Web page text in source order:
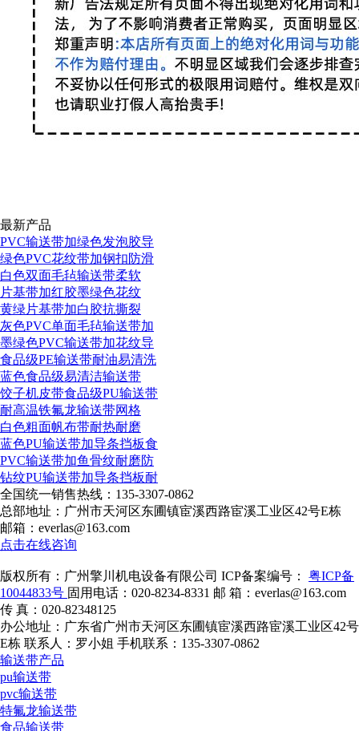
最新产品
PVC输送带加绿色发泡胶导
绿色PVC花纹带加钢扣防滑
白色双面毛毡输送带柔软
片基带加红胶墨绿色花纹
黄绿片基带加白胶抗撕裂
灰色PVC单面毛毡输送带加
墨绿色PVC输送带加花纹导
食品级PE输送带耐油易清洗
蓝色食品级易清洁输送带
饺子机皮带食品级PU输送带
耐高温铁氟龙输送带网格
白色粗面帆布带耐热耐磨
蓝色PU输送带加导条挡板食
PVC输送带加鱼骨纹耐磨防
钻纹PU输送带加导条挡板耐
全国统一销售热线： 135-3307-0862
总部地址：广州市天河区东圃镇宦溪西路宦溪工业区42号E栋
邮箱：everlas@163.com
点击在线咨询
版权所有：广州擎川机电设备有限公司 ICP备案编号： 粤ICP备
10044833号 固用电话：020-8234-8331 邮 箱：everlas@163.com
传 真：020-82348125
办公地址：广东省广州市天河区东圃镇宦溪西路宦溪工业区42号
E栋 联系人：罗小姐 手机联系：135-3307-0862
输送带产品
pu输送带
pvc输送带
特氟龙输送带
食品输送带